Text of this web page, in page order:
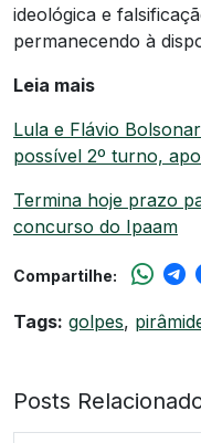
ideológica e
permanecendo à
Leia mais
Lula e Flávio
possível 2º turno,
Termina hoje prazo
concurso do Ipaam
Compartilhe:
Tags: golpes,
Posts